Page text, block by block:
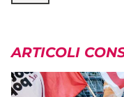
ARTICOLI